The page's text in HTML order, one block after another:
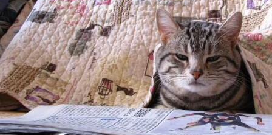
ホ
ー
ム
ケ
ア
ま
で
ま
と
め
て
解
説！